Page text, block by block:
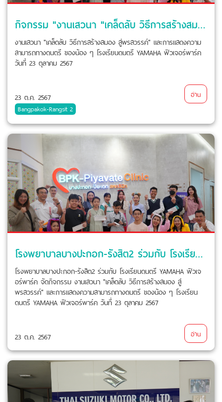
กิจกรรม "งานเสวนา "เคล็ดลับ วิธีการสร้างสมอง สู่พรสวรรค์"
งานเสวนา "เคล็ดลับ วิธีการสร้างสมอง สู่พรสวรรค์" และการแสดงความ
สามารถทางดนตรี ของน้อง ๆ โรงเรียนดนตรี YAMAHA ฟิวเจอร์พาร์ค
วันที่ 23 ตุลาคม 2567
23 ต.ค. 2567
Bangpakok-Rangsit 2
อ่าน
โรงพยาบาลบางปะกอก-รังสิต2 ร่วมกับ โรงเรียนดนตรี YAMAHA ฟิวเจอร์พาร์ค จัดกิจกรรม งานเสวนา
โรงพยาบาลบางปะกอก-รังสิต2 ร่วมกับ โรงเรียนดนตรี YAMAHA ฟิวเจ
อร์พาร์ค จัดกิจกรรม งานเสวนา "เคล็ดลับ วิธีการสร้างสมอง สู่
พรสวรรค์" และการแสดงความสามารถทางดนตรี ของน้อง ๆ โรงเรียน
ดนตรี YAMAHA ฟิวเจอร์พาร์ค วันที่ 23 ตุลาคม 2567
23 ต.ค. 2567 อ่าน